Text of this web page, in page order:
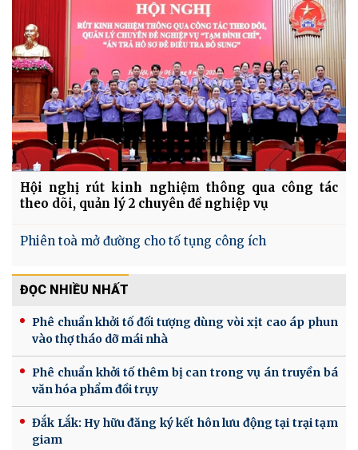
Hội nghị rút kinh nghiệm thông qua công tác
theo dõi, quản lý 2 chuyên đề nghiệp vụ
Phiên toà mở đường cho tố tụng công ích
ĐỌC NHIỀU NHẤT
Phê chuẩn khởi tố đối tượng dùng vòi xịt cao áp phun
vào thợ tháo dỡ mái nhà
Phê chuẩn khởi tố thêm bị can trong vụ án truyền bá
văn hóa phẩm đồi trụy
Đắk Lắk: Hy hữu đăng ký kết hôn lưu động tại trại tạm
giam